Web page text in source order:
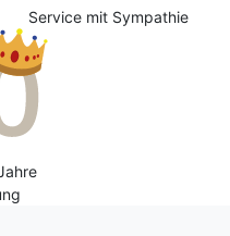
Service mit Sympathie